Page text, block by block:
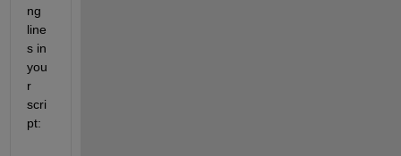
ng
line
s in
you
r
scri
pt: